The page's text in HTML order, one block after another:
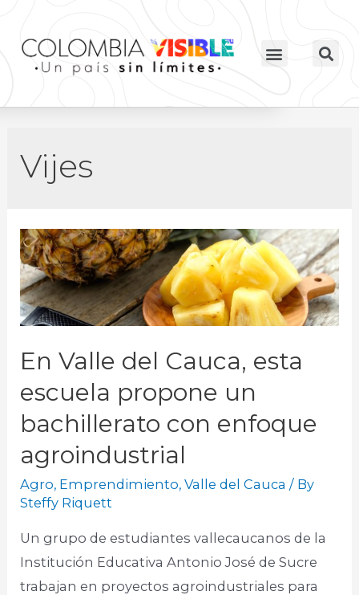
Vijes
En Valle del Cauca, esta
escuela propone un
bachillerato con enfoque
agroindustrial
Agro, Emprendimiento,Valle del Cauca / By
Steffy Riquett
Un grupo de estudiantes vallecaucanos de la
Institución Educativa Antonio José de Sucre
trabajan en proyectos agroindustriales para